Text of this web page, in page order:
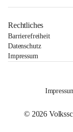
Rechtliches
Barrierefreiheit
Datenschutz
Impressum
© 2026